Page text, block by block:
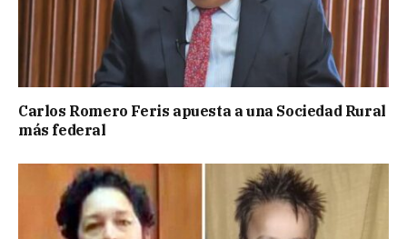
Carlos Romero Feris apuesta a una Sociedad Rural
más federal